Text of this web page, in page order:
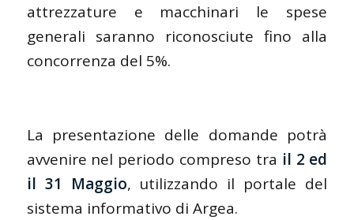
attrezzature e macchinari le spese
generali saranno riconosciute fino alla
concorrenza del 5%.
La presentazione delle domande potrà
avvenire nel periodo compreso tra il 2 ed
il 31 Maggio, utilizzando il portale del
sistema informativo di Argea.